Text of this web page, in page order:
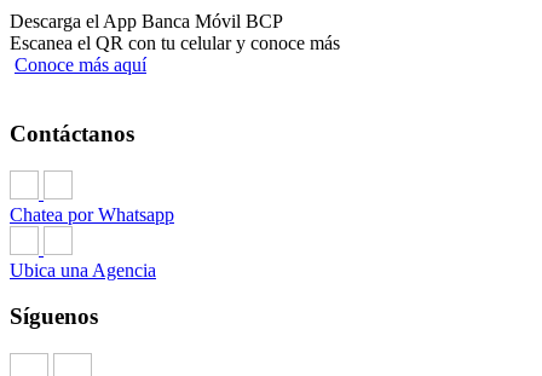
Descarga el App Banca Móvil BCP
Escanea el QR con tu celular y conoce más
Conoce más aquí
Contáctanos
Chatea por Whatsapp
Ubica una Agencia
Síguenos